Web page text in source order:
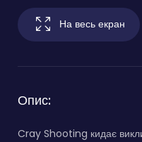
На весь екран
Опис:
Cray Shooting кидає